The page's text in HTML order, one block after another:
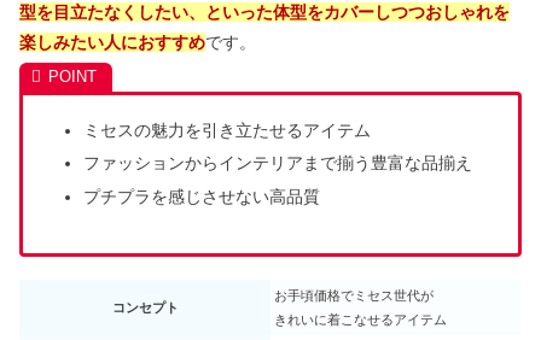
型を目立たなくしたい、といった体型をカバーしつつおしゃれを
楽しみたい人におすすめです。
ミセスの魅力を引き立たせるアイテム
ファッションからインテリアまで揃う豊富な品揃え
プチプラを感じさせない高品質
コンセプト
お手頃価格でミセス世代が
きれいに着こなせるアイテム